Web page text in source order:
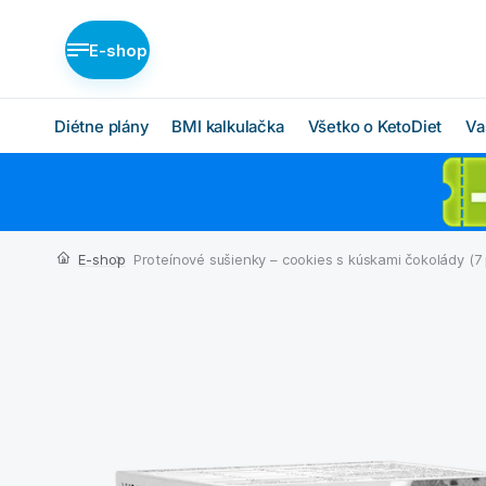
E-shop
Diétne plány
Nízka nadváha (BASIC)
BMI kalkulačka Všetko o KetoDiet
Ako KetoDiet funguje
O proteínovej diéte
E-shop Proteínové sušienky – cookies s kúskami čokolády (7